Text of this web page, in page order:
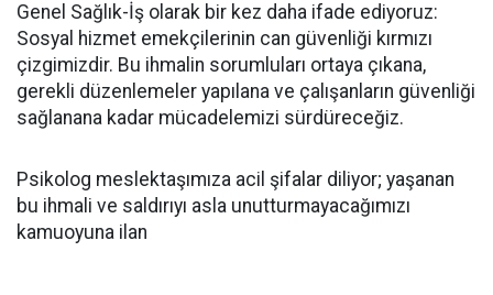
Genel Sağlık-İş olarak bir kez daha ifade ediyoruz:
Sosyal hizmet emekçilerinin can güvenliği kırmızı
çizgimizdir. Bu ihmalin sorumluları ortaya çıkana,
gerekli düzenlemeler yapılana ve çalışanların güvenliği
sağlanana kadar mücadelemizi sürdüreceğiz.
Psikolog meslektaşımıza acil şifalar diliyor; yaşanan
bu ihmali ve saldırıyı asla unutturmayacağımızı
kamuoyuna ilan